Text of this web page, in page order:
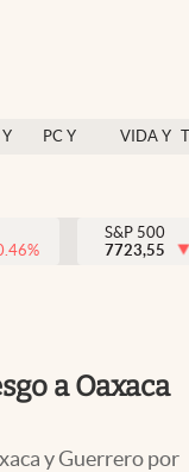
PC Y
VIDA Y
México
%
S&P 500
7723,55
a Oaxaca
y Guerrero por